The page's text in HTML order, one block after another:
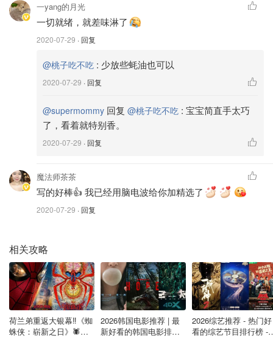
辣豆瓣醬 Chili bean paste—1大匙
清酒 Sake—1大匙
味淋 Mirin—2大匙
醬油 Soy sauce—1小匙
水 Water—50ml
一yang的月光
一切就绪，就差味淋了
2020-07-29 · 回复
@桃子吃不吃 : 少放些蚝油也可以
2020-07-29 · 回复
@supermommy 回复 @桃子吃不吃 : 宝宝简直手太巧
了，看着就特别香。
2020-07-29 · 回复
魔法师茶茶
写的好棒👍 我已经用脑电波给你加精选了
2020-07-29 · 回复
相关攻略
荷兰弟重返大银幕‼️《蜘
蛛侠：崭新之日》🕷️北
2026韩国电影推荐 | 最
新好看的韩国电影排行
2026综艺推荐 - 热门好
看的综艺节目排行榜 -